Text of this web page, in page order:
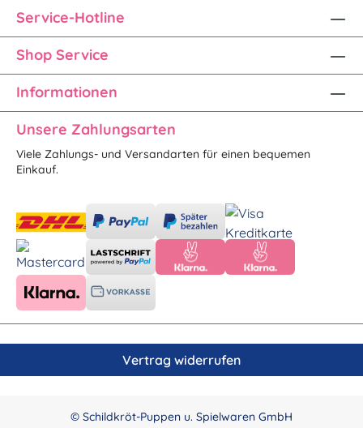
Service-Hotline
Shop Service
Informationen
Unsere Zahlungsarten
Viele Zahlungs- und Versandarten für einen bequemen
Einkauf.
Vertrag widerrufen
© Schildkröt-Puppen u. Spielwaren GmbH